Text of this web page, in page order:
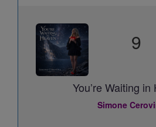
9
You’re Waiting in
Simone